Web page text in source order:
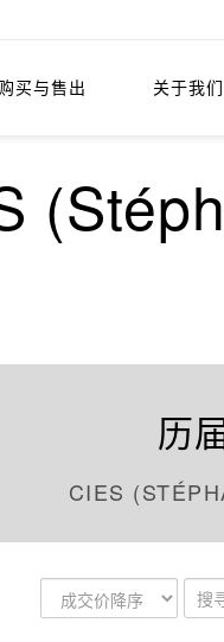
购买与售出 关于我们
历
CIES